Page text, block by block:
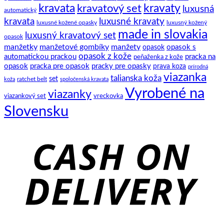
automatický kravata kravatový set kravaty luxusná
kravata luxusné kožené opasky luxusné kravaty luxusný kožený
opasok luxusný kravatový set made in slovakia
manžetky manžetové gombíky manžety opasok opasok s
automatickou prackou opasok z kože peňaženka z kože pracka na
opasok pracka pre opasok pracky pre opasky prava koza prírodná
koža ratchet belt set spoločenská kravata talianska koža viazanka
viazankový set viazanky vreckovka Vyrobené na
Slovensku